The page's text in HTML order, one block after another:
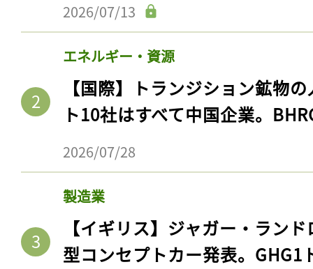
2026/07/13
エネルギー・資源
【国際】トランジション鉱物
ト10社はすべて中国企業。
2026/07/28
製造業
【イギリス】ジャガー・ラン
型コンセプトカー発表。GHG1